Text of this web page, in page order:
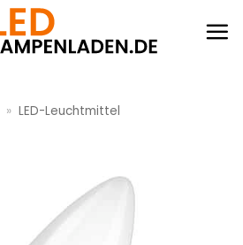
» LED-Leuchtmittel